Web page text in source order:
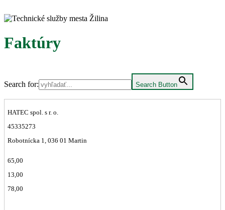
Faktúry
Search for: Search Button
HATEC spol. s r. o.
45335273
Robotnícka 1, 036 01 Martin
65,00
13,00
78,00